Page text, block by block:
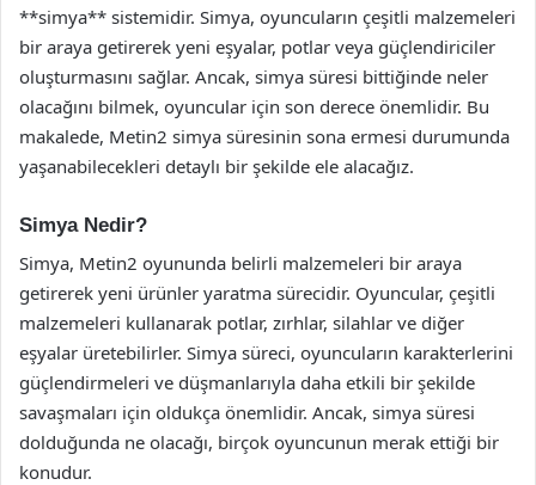
**simya** sistemidir. Simya, oyuncuların çeşitli malzemeleri
bir araya getirerek yeni eşyalar, potlar veya güçlendiriciler
oluşturmasını sağlar. Ancak, simya süresi bittiğinde neler
olacağını bilmek, oyuncular için son derece önemlidir. Bu
makalede, Metin2 simya süresinin sona ermesi durumunda
yaşanabilecekleri detaylı bir şekilde ele alacağız.
Simya Nedir?
Simya, Metin2 oyununda belirli malzemeleri bir araya
getirerek yeni ürünler yaratma sürecidir. Oyuncular, çeşitli
malzemeleri kullanarak potlar, zırhlar, silahlar ve diğer
eşyalar üretebilirler. Simya süreci, oyuncuların karakterlerini
güçlendirmeleri ve düşmanlarıyla daha etkili bir şekilde
savaşmaları için oldukça önemlidir. Ancak, simya süresi
dolduğunda ne olacağı, birçok oyuncunun merak ettiği bir
konudur.